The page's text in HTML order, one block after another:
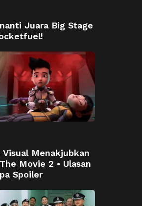
Juara Big Stage
Menakjubkan
Movie 2 • Ulasan
Spoiler